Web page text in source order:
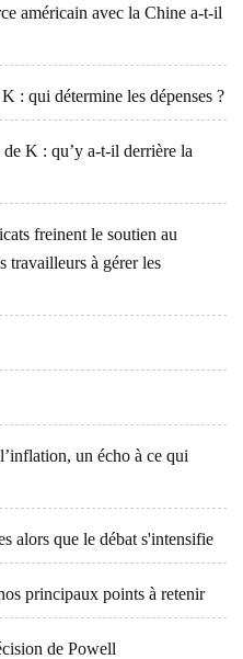
américain avec la Chine a-t-il
: qui détermine les dépenses ?
K : qu’y a-t-il derrière la
freinent le soutien au
travailleurs à gérer les
un écho à ce qui
alors que le débat s'intensifie
principaux points à retenir
de Powell